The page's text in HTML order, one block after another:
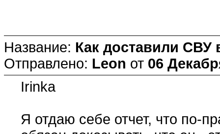
Название: Как доставили СВУ
Отправлено: Leon от 06
Irinka
Я отдаю себе отчет, что по-